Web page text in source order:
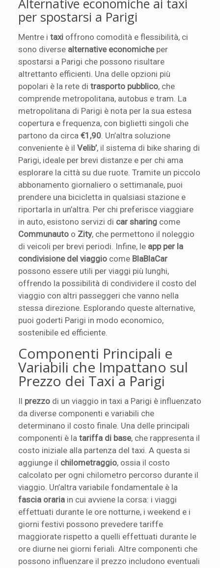
Alternative economiche ai taxi
per spostarsi a Parigi
Mentre itaxi offrono comodità e flessibilità, ci
sono diverse alternative economicheper
spostarsi a Parigi che possono risultare
altrettanto efficienti. Una delle opzioni più
popolari è la rete ditrasporto pubblico, che
comprende metropolitana, autobus e tram. La
metropolitana di Parigi è nota per la sua estesa
copertura e frequenza, con biglietti singoli che
partono da circa€1,90. Un’altra soluzione
conveniente è ilVelib’, il sistema di bike sharing di
Parigi, ideale per brevi distanze e per chi ama
esplorare la città su due ruote. Tramite un piccolo
abbonamento giornaliero o settimanale, puoi
prendere una bicicletta in qualsiasi stazione e
riportarla in un’altra. Per chi preferisce viaggiare
in auto, esistono servizi di car sharing come
Communauto o Zity, che permettono il noleggio
di veicoli per brevi periodi. Infine, le app per la
condivisione del viaggio come BlaBlaCar
possono essere utili per viaggi più lunghi,
offrendo la possibilità di condividere il costo del
viaggio con altri passeggeri che vanno nella
stessa direzione. Esplorando queste alternative,
puoi goderti Parigi in modo economico,
sostenibile ed efficiente.
Componenti Principali e
Variabili che Impattano sul
Prezzo dei Taxi a Parigi
Il prezzo di un viaggio in taxi a Parigi è influenzato
da diverse componenti e variabili che
determinano il costo finale. Una delle principali
componenti è latariffa di base, che rappresenta il
costo iniziale alla partenza del taxi. A questa si
aggiunge il chilometraggio, ossia il costo
calcolato per ogni chilometro percorso durante il
viaggio. Un’altra variabile fondamentale è la
fascia oraria in cui avviene la corsa: i viaggi
effettuati durante le ore notturne, i weekend e i
giorni festivi possono prevedere tariffe
maggiorate rispetto a quelli effettuati durante le
ore diurne nei giorni feriali. Altre componenti che
possono influenzare il prezzo includono eventuali